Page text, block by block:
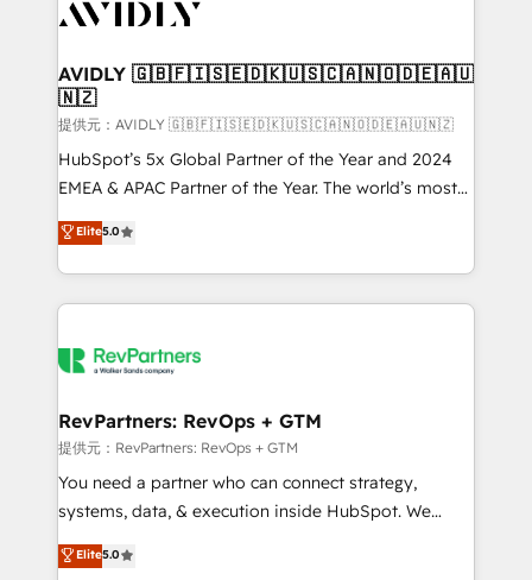
CRM and webdesign (We focus on EMEA - USA
AVIDLY 🇬🇧🇫🇮🇸🇪🇩🇰🇺🇸🇨🇦🇳🇴🇩🇪🇦🇺
🇳🇿
提供元：AVIDLY 🇬🇧🇫🇮🇸🇪🇩🇰🇺🇸🇨🇦🇳🇴🇩🇪🇦🇺🇳🇿
HubSpot’s 5x Global Partner of the Year and 2024
EMEA & APAC Partner of the Year. The world’s most
experienced and fully accredited HubSpot Solutions
Partner. 🚀 With 2,750+ HubSpot projects delivered
and 370+ specialists across EMEA, APAC and NAM,
we de-risk complex CRM programmes and
multi-region migrations to AI-powered automation,
scale. 🏆 HubSpot’s CEO called us “the partner of the
future.” Others agree it is proof of trust built through
measurable impact.
Elite5.0
RevPartners: RevOps + GTM
提供元：RevPartners: RevOps + GTM
You need a partner who can connect strategy,
systems, data, & execution inside HubSpot. We
bridge the gap where most agencies fall short by
combining GTM strategy with technical execution to
Elite5.0